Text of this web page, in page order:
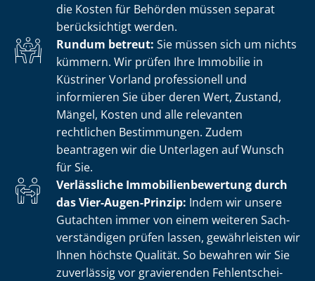
die Kosten für Behörden müssen separat
berücksichtigt werden.
Rundum betreut: Sie müssen sich um nichts
kümmern. Wir prüfen Ihre Immobilie in
Küstriner Vorland professionell und
informieren Sie über deren Wert, Zustand,
Mängel, Kosten und alle relevanten
rechtlichen Bestimmungen. Zudem
beantragen wir die Unterlagen auf Wunsch
für Sie.
Verlässliche Im­mo­bi­li­en­be­wer­tung durch
das Vier-Augen-Prinzip: Indem wir unsere
Gutachten immer von einem weiteren Sach­
ver­stän­di­gen prüfen lassen, gewährleisten wir
Ihnen höchste Qualität. So bewahren wir Sie
zuverlässig vor gravierenden Fehl­ent­schei­